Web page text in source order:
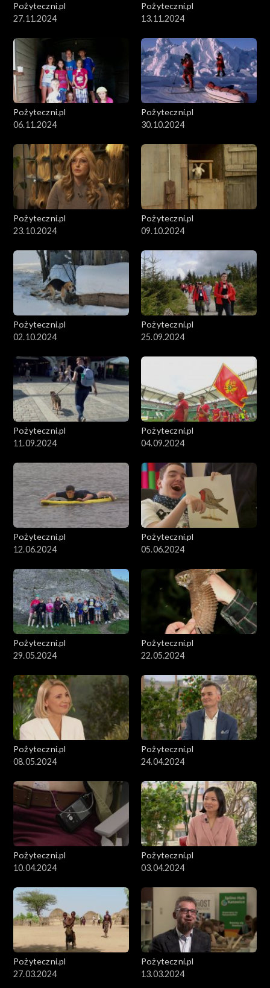
Pożyteczni.pl
27.11.2024
Pożyteczni.pl
13.11.2024
Pożyteczni.pl
06.11.2024
Pożyteczni.pl
30.10.2024
Pożyteczni.pl
23.10.2024
Pożyteczni.pl
09.10.2024
Pożyteczni.pl
02.10.2024
Pożyteczni.pl
25.09.2024
Pożyteczni.pl
11.09.2024
Pożyteczni.pl
04.09.2024
Pożyteczni.pl
12.06.2024
Pożyteczni.pl
05.06.2024
Pożyteczni.pl
29.05.2024
Pożyteczni.pl
22.05.2024
Pożyteczni.pl
08.05.2024
Pożyteczni.pl
24.04.2024
Pożyteczni.pl
10.04.2024
Pożyteczni.pl
03.04.2024
Pożyteczni.pl
27.03.2024
Pożyteczni.pl
13.03.2024